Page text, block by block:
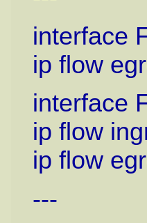
interface
ip flow
interface
ip flow
ip flow
---